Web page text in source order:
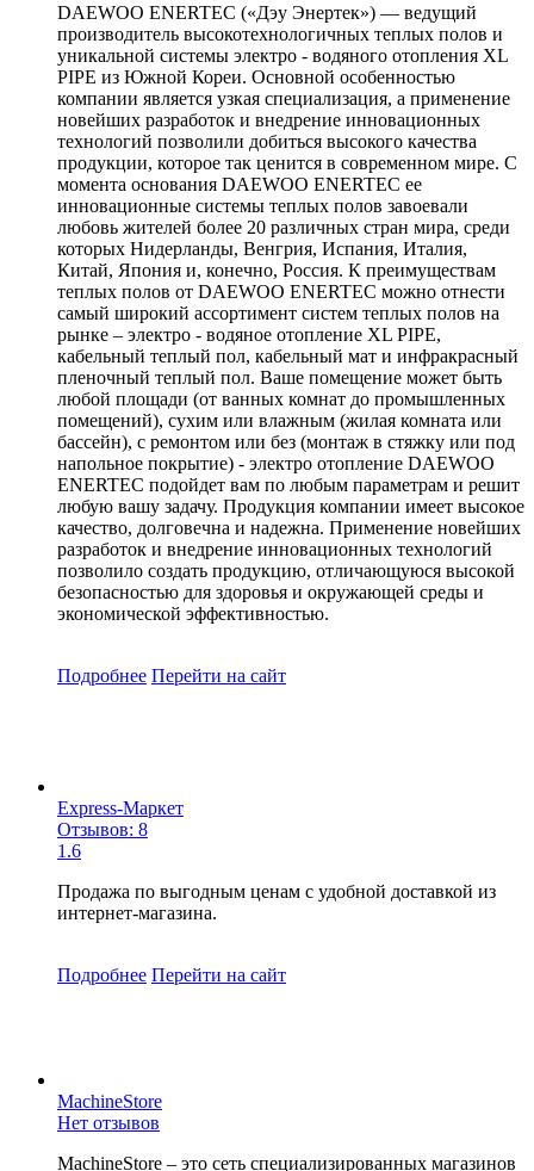
DAEWOO ENERTEC («Дэу Энертек») — ведущий
производитель высокотехнологичных теплых полов и
уникальной системы электро - водяного отопления XL
PIPE из Южной Кореи. Основной особенностью
компании является узкая специализация, а применение
новейших разработок и внедрение инновационных
технологий позволили добиться высокого качества
продукции, которое так ценится в современном мире. С
момента основания DAEWOO ENERTEC ее
инновационные системы теплых полов завоевали
любовь жителей более 20 различных стран мира, среди
которых Нидерланды, Венгрия, Испания, Италия,
Китай, Япония и, конечно, Россия. К преимуществам
теплых полов от DAEWOO ENERTEC можно отнести
самый широкий ассортимент систем теплых полов на
рынке – электро - водяное отопление XL PIPE,
кабельный теплый пол, кабельный мат и инфракрасный
пленочный теплый пол. Ваше помещение может быть
любой площади (от ванных комнат до промышленных
помещений), сухим или влажным (жилая комната или
бассейн), с ремонтом или без (монтаж в стяжку или под
напольное покрытие) - электро отопление DAEWOO
ENERTEC подойдет вам по любым параметрам и решит
любую вашу задачу. Продукция компании имеет высокое
качество, долговечна и надежна. Применение новейших
разработок и внедрение инновационных технологий
позволило создать продукцию, отличающуюся высокой
безопасностью для здоровья и окружающей среды и
экономической эффективностью.
Подробнее Перейти на сайт
Express-Маркет
Отзывов: 8
1.6
Продажа по выгодным ценам с удобной доставкой из
интернет-магазина.
Подробнее Перейти на сайт
MachineStore
Нет отзывов
MachineStore – это сеть специализированных магазинов